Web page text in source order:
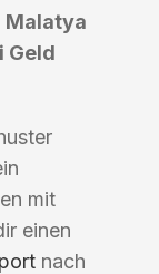
Malatya
Geld
mit
einen
nach